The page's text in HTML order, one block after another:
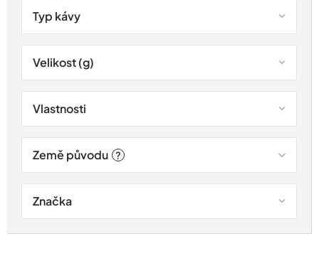
Typ kávy
Velikost (g)
Vlastnosti
Země původu ?
Značka